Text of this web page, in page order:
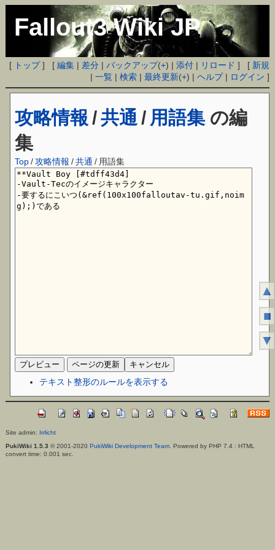
Fallout3 Wiki JP
[ トップ] [編集 | 差分 |バックアップ(+) |添付 | リロード ] [ 新規
|一覧 |検索 |最終更新(+) |ヘルプ| ログイン ]
攻略情報 /共通 / 用語集 の編
集
Top /攻略情報 /共通 / 用語集
テキスト整形のルールを表示する
Site admin: Irrlicht
PukiWiki 1.5.3 © 2001-2020 PukiWiki Development Team. Powered by PHP 7.4 : HTML
convert time: 0.001 sec.
▲
■
▼